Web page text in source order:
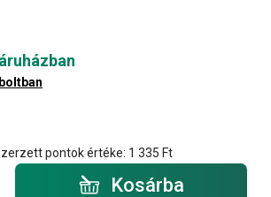
pontok értéke: 1 335 Ft
Kosárba